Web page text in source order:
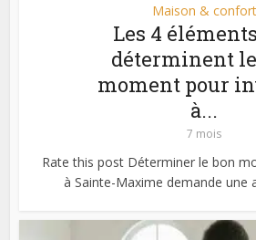
Maison & confort
Les 4
déterminent
moment pour
à...
7 mois
Rate this post Déterminer le bon
à Sainte-Maxime demande une